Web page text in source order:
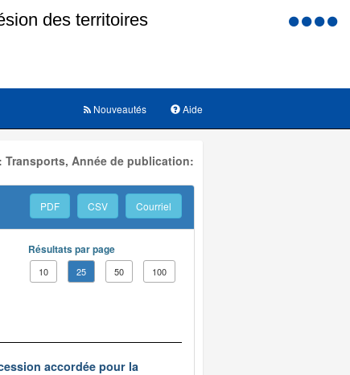
Menu
Aide
Nouveautés
Transports, Année de publication:
PDF CSV Courriel
Résultats par page
10 25 50 100
accordée pour la